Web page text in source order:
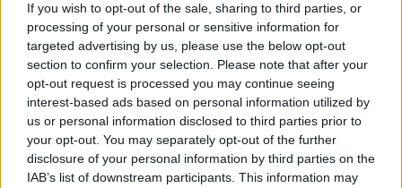
If you wish to opt-out of the sale, sharing to third parties, or
processing of your personal or sensitive information for
targeted advertising by us, please use the below opt-out
section to confirm your selection. Please note that after your
opt-out request is processed you may continue seeing
interest-based ads based on personal information utilized by
us or personal information disclosed to third parties prior to
your opt-out. You may separately opt-out of the further
disclosure of your personal information by third parties on the
IAB’s list of downstream participants. This information may
φετινό μας ταξίδι στη Μεσόγειο με τη συναυλία των
The Three Greek Tenors, οι οποίοι θα μας χαρίσουν
μια ξεχωριστή μουσική βραδιά. Σας περιμένουμε
όλους στην Πλατεία Βάρκιζας για να κλείσουμε μαζί
αυτή τη μεγάλη γιορτή του πολιτισμού και της
μουσικής.